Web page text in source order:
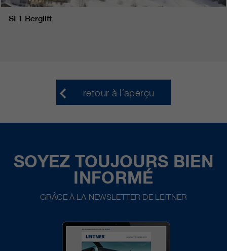
SL1 Berglift
retour à l´aperçu
SOYEZ TOUJOURS BIEN
INFORMÉ
GRÂCE À LA NEWSLETTER DE LEITNER